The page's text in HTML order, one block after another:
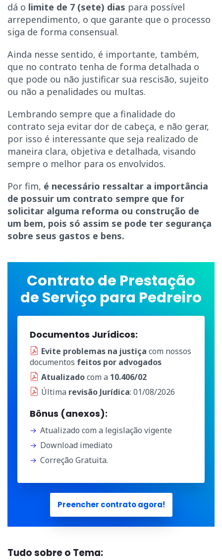
dá o limite de 7 (sete) dias para possível
arrependimento, o que garante que o processo
siga de forma consensual.
Ainda nesse sentido, é importante, também,
que no contrato tenha de forma detalhada o
que pode ou não justificar sua rescisão, sujeito
ou não a penalidades ou multas.
Lembrando sempre que a finalidade do
contrato seja evitar dor de cabeça, e não gerar,
por isso é interessante que seja realizado de
maneira clara, objetiva e detalhada, visando
sempre o melhor para os envolvidos.
Por fim, é necessário ressaltar a importância
de possuir um contrato sempre que for
solicitar alguma reforma ou construção de
um bem, pois só assim se pode ter segurança
sobre seus gastos e bens.
Contrato de Prestação
de Serviço para Pedreiro
Documentos Jurídicos:
Evite problemas na justiça com nossos
documentos feitos por advogados
Atualizadocom a 10.406/02
Última revisão Jurídica: 01/08/2026
Bônus (anexos):
Atualizado com a legislação vigente
Download imediato
Correção Gratuita.
Preencher contrato agora!
Tudo sobre o Tema: